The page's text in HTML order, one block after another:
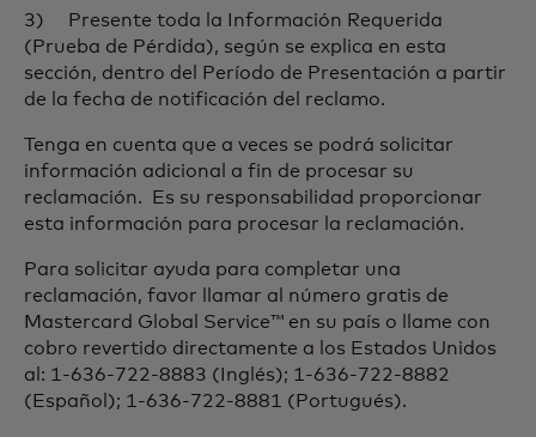
3) Presente toda la Información Requerida
(Prueba de Pérdida), según se explica en esta
sección, dentro del Período de Presentación a partir
de la fecha de notificación del reclamo.
Tenga en cuenta que a veces se podrá solicitar
información adicional a fin de procesar su
reclamación. Es su responsabilidad proporcionar
esta información para procesar la reclamación.
Para solicitar ayuda para completar una
reclamación, favor llamar al número gratis de
Mastercard Global Service™ en su país o llame con
cobro revertido directamente a los Estados Unidos
al: 1-636-722-8883 (Inglés); 1-636-722-8882
(Español); 1-636-722-8881 (Portugués).